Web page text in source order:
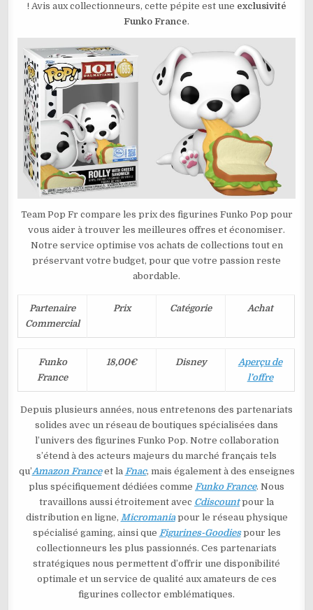
! Avis aux collectionneurs, cette pépite est une exclusivité
Funko France.
Team Pop Fr compare les prix des figurines Funko Pop pour
vous aider à trouver les meilleures offres et économiser.
Notre service optimise vos achats de collections tout en
préservant votre budget, pour que votre passion reste
abordable.
Partenaire
Commercial
Prix Catégorie Achat
Funko
France
18,00€ Disney
Aperçu de
l’offre
Depuis plusieurs années, nous entretenons des partenariats
solides avec un réseau de boutiques spécialisées dans
l’univers des figurines Funko Pop. Notre collaboration
s’étend à des acteurs majeurs du marché français tels
qu’Amazon Franceet la Fnac, mais également à des enseignes
plus spécifiquement dédiées comme Funko France. Nous
travaillons aussi étroitement avec Cdiscountpour la
distribution en ligne, Micromaniapour le réseau physique
spécialisé gaming, ainsi que Figurines-Goodiespour les
collectionneurs les plus passionnés. Ces partenariats
stratégiques nous permettent d’offrir une disponibilité
optimale et un service de qualité aux amateurs de ces
figurines collector emblématiques.